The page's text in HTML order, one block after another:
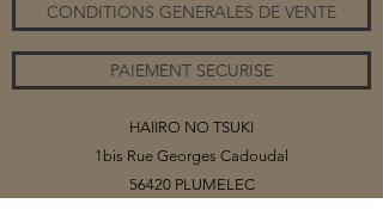
CONDITIONS GENERALES DE VENTE
PAIEMENT SECURISE
HAIIRO NO TSUKI
1bis Rue Georges Cadoudal
56420 PLUMELEC